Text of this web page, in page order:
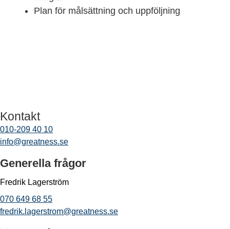
Plan för målsättning och uppföljning
Kontakt
010-209 40 10
info@greatness.se
Generella frågor
Fredrik Lagerström
070 649 68 55
fredrik.lagerstrom@greatness.se